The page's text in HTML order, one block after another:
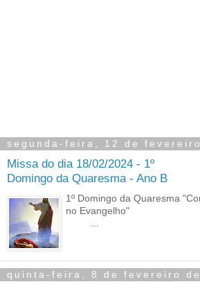
segunda-feira, 12 de
Missa do dia 18/02/2024 - 1º
Domingo da Quaresma - Ano B
1º Domingo da Quaresma
no
quinta-feira, 8 de fevereiro